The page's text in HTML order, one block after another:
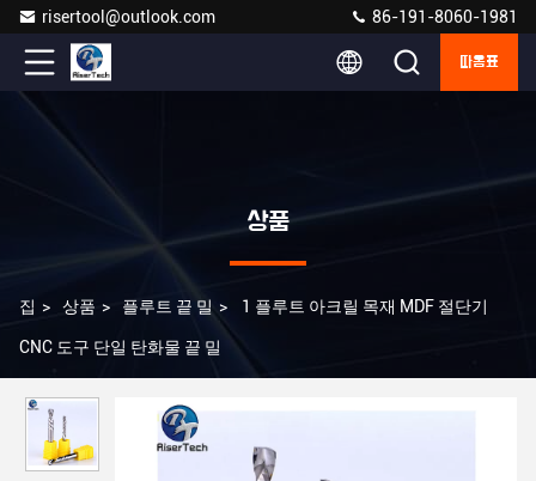
risertool@outlook.com 86-191-8060-1981
따옴표
상품
집 > 상품 > 플루트 끝 밀 > 1 플루트 아크릴 목재 MDF 절단기
CNC 도구 단일 탄화물 끝 밀